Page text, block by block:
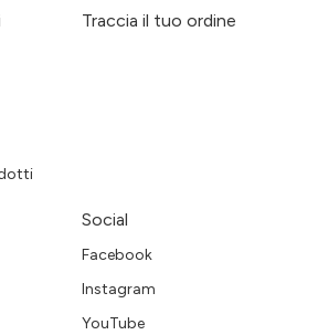
Traccia il tuo ordine
Social
Facebook
Instagram
YouTube